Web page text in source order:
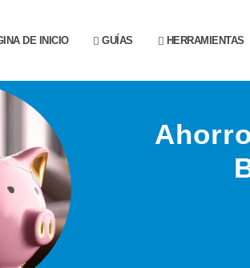
DE INICIO GUÍAS HERRAMIENTAS